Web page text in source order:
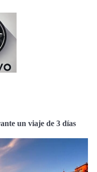
un viaje de 3 días